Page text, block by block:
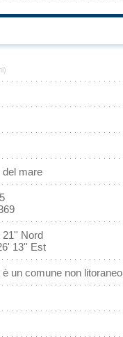
del mare
21'' Nord
13'' Est
un comune non litoraneo